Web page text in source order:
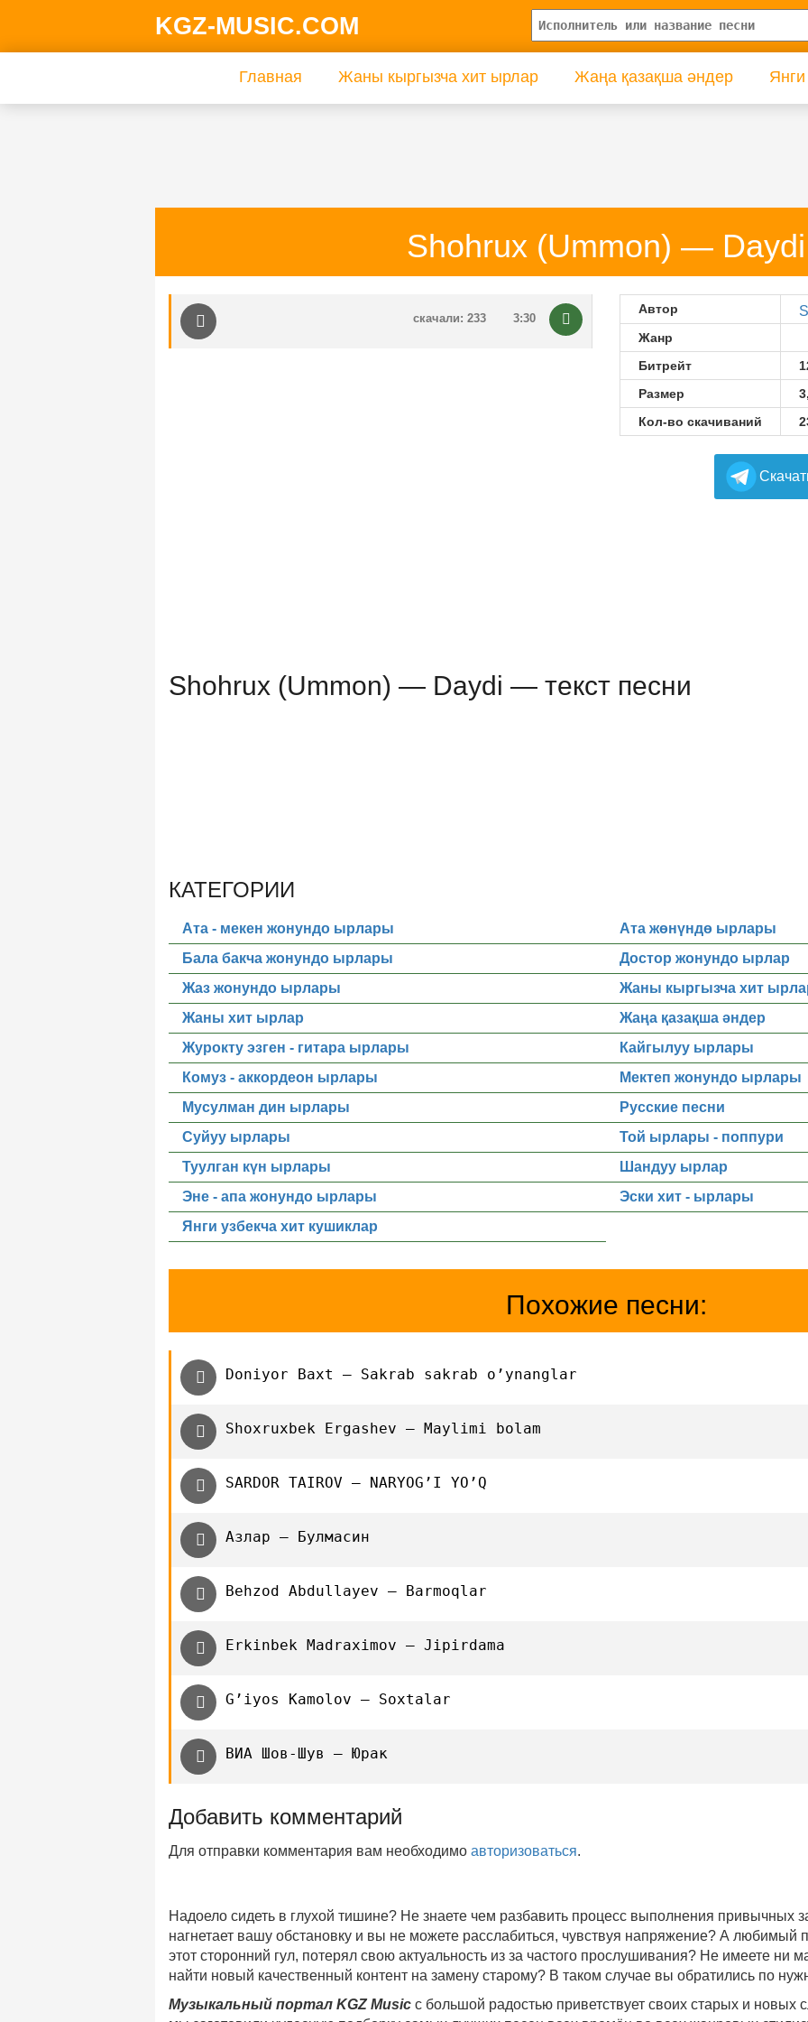
KGZ-MUSIC.COM
Главная Жаны кыргызча хит ырлар Жаңа қазақша әндер
Shohrux (Ummon) — Daydi
3:30
скачали: 233
Автор
Жанр
Битрейт
Размер
Кол-во скачиваний
Shohrux (Ummon) — Daydi — текст песни
КАТЕГОРИИ
Ата - мекен жонундо ырлары
Ата жөнүндө ырлары
Бала бакча жонундо ырлары
Достор жонундо ырлар
Жаз жонундо ырлары
Жаны кыргызча хит
Жаны хит ырлар
Жаңа қазақша әндер
Журокту эзген - гитара ырлары
Кайгылуу ырлары
Комуз - аккордеон ырлары
Мектеп жонундо ырлары
Мусулман дин ырлары
Русские песни
Суйуу ырлары
Той ырлары - поппури
Туулган күн ырлары
Шандуу ырлар
Эне - апа жонундо ырлары
Эски хит - ырлары
Янги узбекча хит кушиклар
Похожие песни:
Doniyor Baxt — Sakrab sakrab o’ynanglar
Shoxruxbek Ergashev — Maylimi bolam
SARDOR TAIROV — NARYOG’I YO’Q
Азлар — Булмасин
Behzod Abdullayev — Barmoqlar
Erkinbek Madraximov — Jipirdama
G’iyos Kamolov — Soxtalar
ВИА Шов-Шув — Юрак
Добавить комментарий
Для отправки комментария вам необходимо авторизоваться.
Надоело сидеть в глухой тишине? Не знаете чем разбавить процесс выполнения
нагнетает вашу обстановку и вы не можете расслабиться, чувствуя напряжение? А любимый
этот сторонний гул, потерял свою актуальность из за частого прослушивания? Не имеете ни
найти новый качественный контент на замену старому? В таком случае вы обратились по
Музыкальный портал KGZ Music с большой радостью приветствует своих старых и новых